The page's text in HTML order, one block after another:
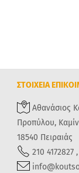
ΣΤΟΙΧΕΙΑ
Αθανάσιος
Προπύλου,
18540 Πειραιάς
210 4172827